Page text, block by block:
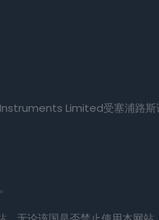
Limited受塞浦路斯